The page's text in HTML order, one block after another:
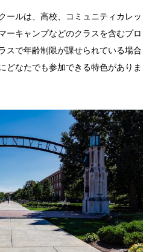
ールは、高校、コミュニティカレッ
ーキャンプなどのクラスを含むプロ
スで年齢制限が課せられている場合
どなたでも参加できる特色がありま